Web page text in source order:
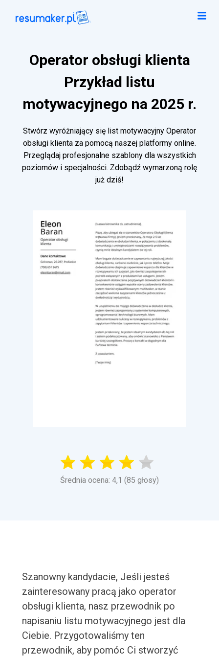
Operator obsługi klienta
Przykład listu
motywacyjnego na 2025 r.
Stwórz wyróżniający się list motywacyjny Operator
obsługi klienta za pomocą naszej platformy online.
Przeglądaj profesjonalne szablony dla wszystkich
poziomów i specjalności. Zdobądź wymarzoną rolę
już dziś!
Średnia ocena: 4,1 (85 głosy)
Szanowny kandydacie, Jeśli jesteś
zainteresowany pracą jako operator
obsługi klienta, nasz przewodnik po
napisaniu listu motywacyjnego jest dla
Ciebie. Przygotowaliśmy ten
przewodnik, aby pomóc Ci stworzyć